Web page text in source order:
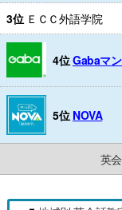
3位 ＥＣＣ外語学院
4位Gabaマ
5位 NOVA
英